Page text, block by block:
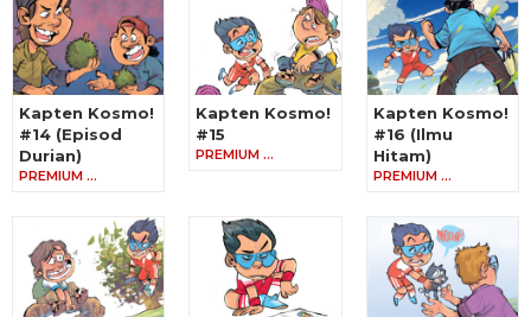
Kapten Kosmo!
#14 (Episod
Durian)
PREMIUM …
Kapten Kosmo!
#15
PREMIUM …
Kapten Kosmo!
#16 (Ilmu
Hitam)
PREMIUM …